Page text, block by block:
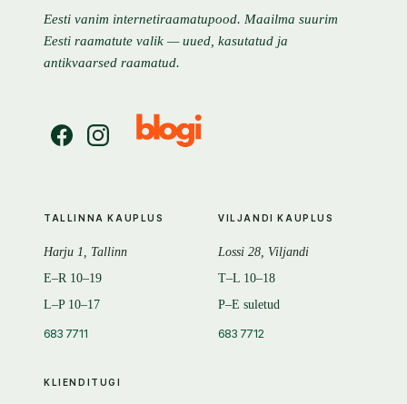
Eesti vanim internetiraamatupood. Maailma suurim
Eesti raamatute valik — uued, kasutatud ja
antikvaarsed raamatud.
KLIENDITUGI
TALLINNA KAUPLUS
Harju 1, Tallinn
E–R 10–19
L–P 10–17
683 7711
VILJANDI KAUPLUS
Lossi 28, Viljandi
T–L 10–18
P–E suletud
683 7712